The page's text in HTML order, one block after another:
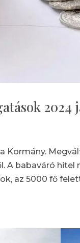
2024
Kormány.
babaváró hitel
az 5000 fő